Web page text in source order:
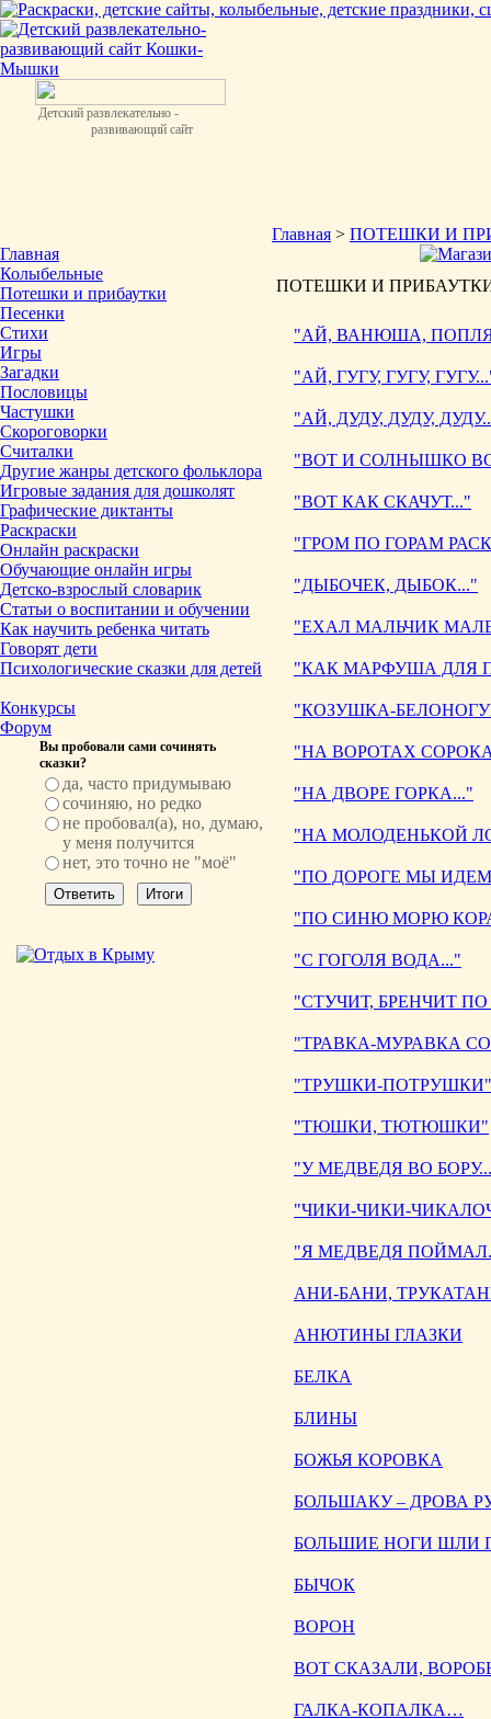
Детский развлекательно -
развивающий сайт
Главная
Колыбельные
Потешки и прибаутки
Песенки
Стихи
Игры
Загадки
Пословицы
Частушки
Скороговорки
Считалки
Другие жанры детского фольклора
Игровые задания для дошколят
Графические диктанты
Раскраски
Онлайн раскраски
Обучающие онлайн игры
Детско-взрослый словарик
Статьи о воспитании и обучении
Как научить ребенка читать
Говорят дети
Психологические сказки для детей
Конкурсы
Форум
Вы пробовали сами сочинять
сказки?
да, часто придумываю
сочиняю, но редко
не пробовал(а), но, думаю,
у меня получится
нет, это точно не "моё"
Главная > ПОТЕШКИ И
ПОТЕШКИ И
"АЙ, ВАНЮША,
"АЙ, ГУГУ, ГУГУ,
"АЙ, ДУДУ, ДУДУ,
"ВОТ И СОЛНЫШКО
"ВОТ КАК СКАЧУТ..."
"ГРОМ ПО ГОРАМ
"ДЫБОЧЕК, ДЫБОК..."
"ЕХАЛ МАЛЬЧИК
"КАК МАРФУША ДЛЯ
"КОЗУШКА-
"НА ВОРОТАХ
"НА ДВОРЕ ГОРКА..."
"НА МОЛОДЕНЬКОЙ
"ПО ДОРОГЕ МЫ
"ПО СИНЮ МОРЮ
"С ГОГОЛЯ ВОДА..."
"СТУЧИТ, БРЕНЧИТ
"ТРАВКА-МУРАВКА
"ТРУШКИ-ПОТРУШКИ"
"ТЮШКИ, ТЮТЮШКИ"
"У МЕДВЕДЯ ВО
"ЧИКИ-ЧИКИ-
"Я МЕДВЕДЯ
АНИ-БАНИ,
АНЮТИНЫ ГЛАЗКИ
БЕЛКА
БЛИНЫ
БОЖЬЯ КОРОВКА
БОЛЬШАКУ – ДРОВА
БОЛЬШИЕ НОГИ ШЛИ
БЫЧОК
ВОРОН
ВОТ СКАЗАЛИ,
ГАЛКА-КОПАЛКА…